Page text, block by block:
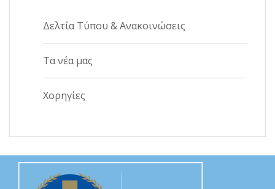
Δελτία Τύπου & Ανακοινώσεις
Τα νέα μας
Χορηγίες